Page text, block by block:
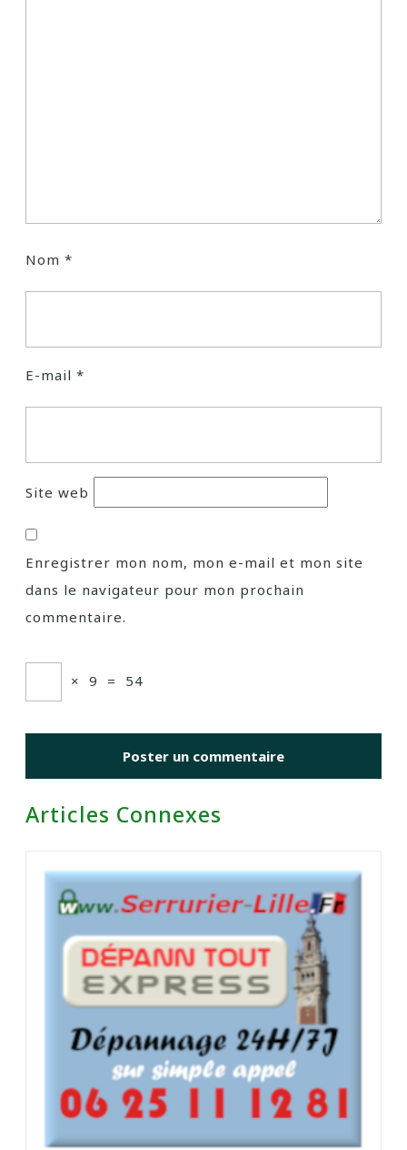
Nom *
E-mail *
Site web
Enregistrer mon nom, mon e-mail et mon site
dans le navigateur pour mon prochain
commentaire.
× 9 = 54
Articles Connexes